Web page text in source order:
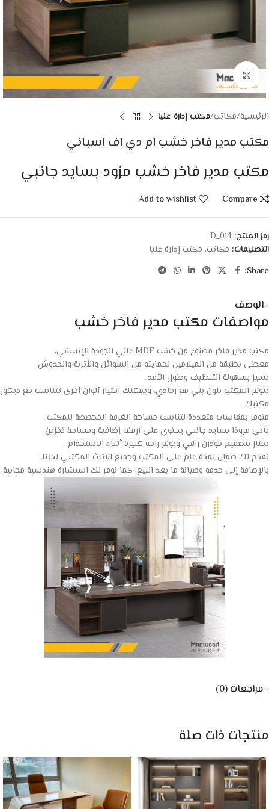
Click to enlarge
الرئيسية مكاتب مكتب إدارة عليا
مكتب مدير فاخر خشب ام دي اف اسباني
مكتب مدير فاخر خشب مزود بسايد جانبي
Compare
Add to wishlist
رمز المنتج: D_014
التصنيفات: مكاتب, مكتب إدارة عليا
Share:
الوصف
مواصفات مكتب مدير فاخر خشب
مكتب مدير فاخر مصنوع من خشب MDF عالي الجودة الإسباني،
مغطى بطبقة من الميلامين لحمايته من السوائل والأتربة والخدوش.
يتميز بسهولة التنظيف وطول الأمد.
يتوفر المكتب بلون بني مع رمادي، ويمكنك اختيار ألوان أخرى تتناسب مع ديكور
مكتبك.
متوفر بمقاسات متعددة لتناسب مساحة الغرفة المخصصة للمكتب.
يأتي مزودًا بسايد جانبي يحتوي على أرفف إضافية ومساحة تخزين.
يمتاز بتصميم مودرن راقي ويوفر راحة كبيرة أثناء الاستخدام.
نقدم لك ضمان لمدة عام على المكتب وجميع الأثاث المكتبي لدينا،
بالإضافة إلى خدمة وصيانة ما بعد البيع. كما نوفر لك استشارة هندسية مجانية.
مراجعات (0)
منتجات ذات صلة